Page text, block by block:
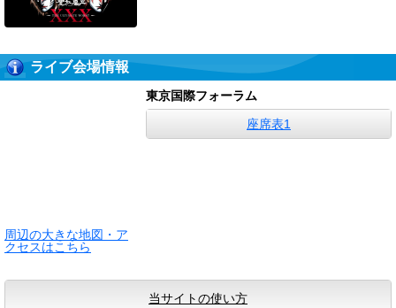
ライブ会場情報
周辺の大きな地図・ア
クセスはこちら
東京国際フォーラム
座席表1
当サイトの使い方